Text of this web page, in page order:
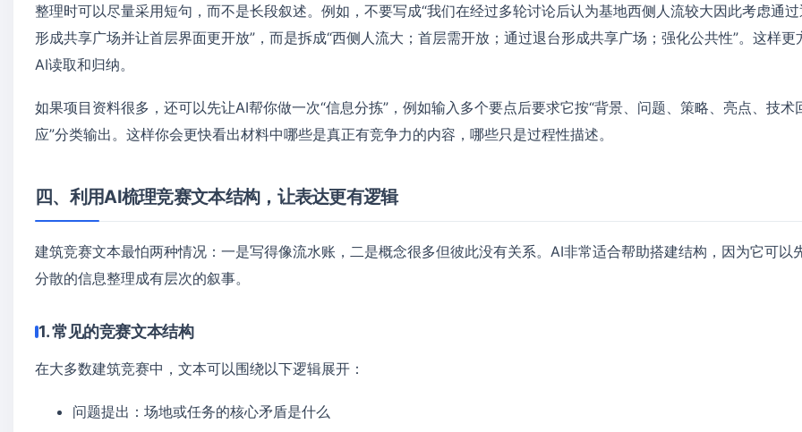
整理时可以尽量采用短句，而不是长段叙述。例如，不要写成“我们在经过多轮讨论后认为基地西侧人流较大因此考虑通过
形成共享广场并让首层界面更开放”，而是拆成“西侧人流大；首层需开放；通过退台形成共享广场；强化公共性”。这样更
AI读取和归纳。
如果项目资料很多，还可以先让AI帮你做一次“信息分拣”，例如输入多个要点后要求它按“背景、问题、策略、亮点、技术
应”分类输出。这样你会更快看出材料中哪些是真正有竞争力的内容，哪些只是过程性描述。
四、利用AI梳理竞赛文本结构，让表达更有逻辑
建筑竞赛文本最怕两种情况：一是写得像流水账，二是概念很多但彼此没有关系。AI非常适合帮助搭建结构，因为它可以
分散的信息整理成有层次的叙事。
1. 常见的竞赛文本结构
在大多数建筑竞赛中，文本可以围绕以下逻辑展开：
问题提出：场地或任务的核心矛盾是什么